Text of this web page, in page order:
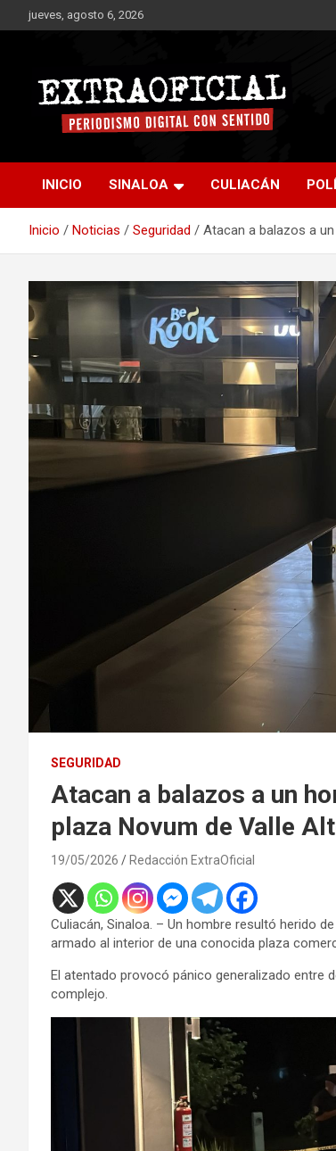
Saltar
al
jueves, agosto 6, 2026
Extraoficial
INICIO SINALOA CULIACÁN
Inicio Noticias Seguridad Atacan a balazos a
SEGURIDAD
Atacan a balazos a un
plaza Novum de Valle
19/05/2026 Redacción ExtraOficial
Culiacán, Sinaloa. – Un hombre resultó herido
armado al interior de una conocida plaza
El atentado provocó pánico generalizado entre
complejo.